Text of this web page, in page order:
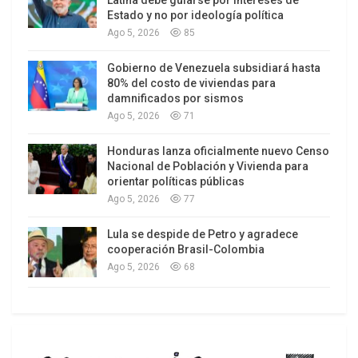
Personaje mediático en Holanda, Niejmeijer ha
desatado encendidas polémicas en los diarios y
la televisión de su país. La semana pasada se
emitió el primer capítulo de una teleserie
argumental sobre su vida, rodada en su natal
Denekamp, (frontera con Alemania) y en regiones
selváticas de Ecuador.
Estado y no por ideología política
Ago 5, 2026 85
Gobierno de Venezuela subsidiará hasta
80% del costo de viviendas para
damnificados por sismos
Ago 5, 2026 71
Honduras lanza oficialmente nuevo Censo
Nacional de Población y Vivienda para
orientar políticas públicas
Ago 5, 2026 77
Lula se despide de Petro y agradece
cooperación Brasil-Colombia
Ago 5, 2026 68